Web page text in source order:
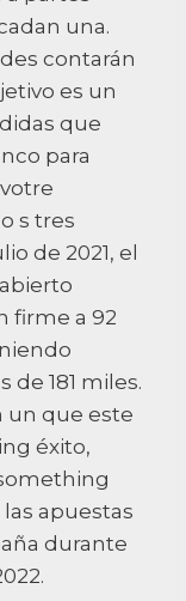
una.
contarán
es un
que
para
s tres
de 2021, el
firme a 92
de 181 miles.
un que este
éxito,
apuestas
durante